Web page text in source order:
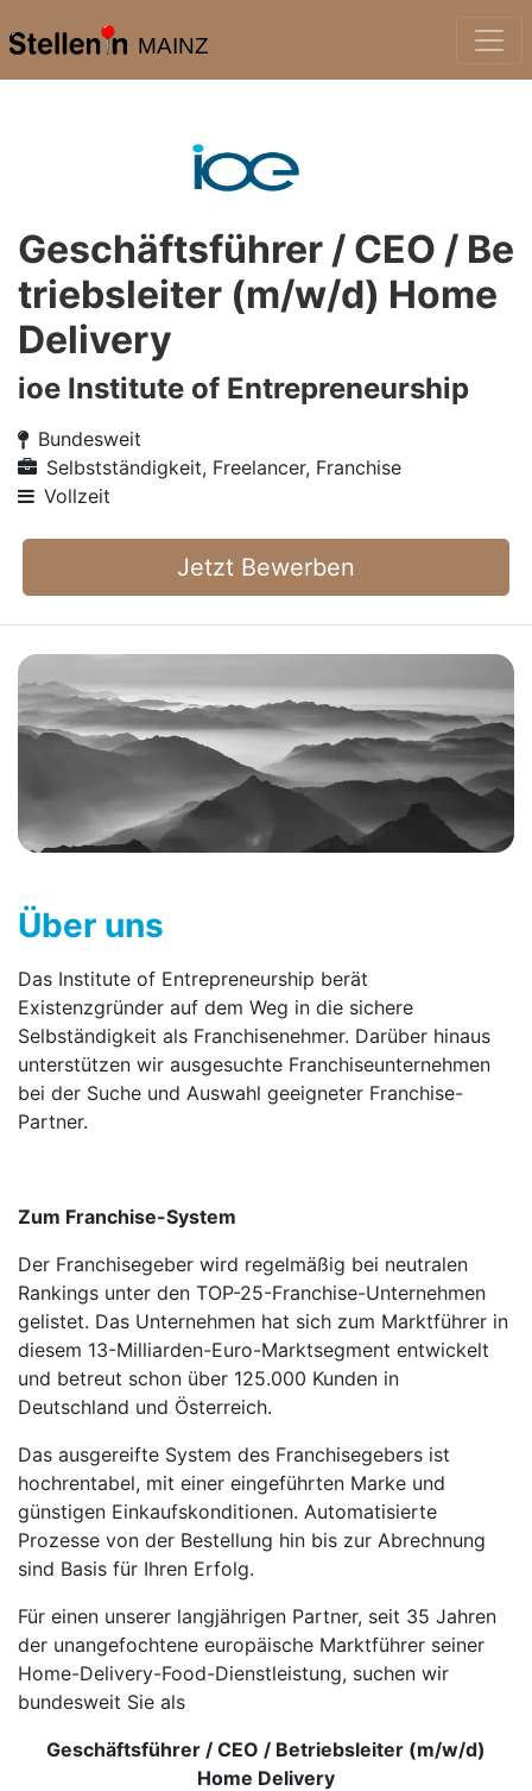
MAINZ
Geschäftsführer / CEO / Be
triebsleiter (m/w/d) Home
Delivery
ioe Institute of Entrepreneurship
Bundesweit
Selbstständigkeit, Freelancer, Franchise
Vollzeit
Jetzt Bewerben
Über uns
Das Institute of Entrepreneurship berät
Existenzgründer auf dem Weg in die sichere
Selbständigkeit als Franchisenehmer. Darüber hinaus
unterstützen wir ausgesuchte Franchise­unternehmen
bei der Suche und Auswahl geeigneter Franchise-
Partner.
Zum Franchise-System
Der Franchisegeber wird regelmäßig bei neutralen
Rankings unter den TOP-25-Franchise-Unter­nehmen
gelistet. Das Unter­nehmen hat sich zum Marktführer in
diesem 13-Milliarden-Euro-Markt­segment entwickelt
und betreut schon über 125.000 Kunden in
Deutschland und Österreich.
Das ausgereifte System des Franchisegebers ist
hochrentabel, mit einer eingeführten Marke und
günstigen Einkaufskonditionen. Automatisierte
Prozesse von der Bestellung hin bis zur Abrechnung
sind Basis für Ihren Erfolg.
Für einen unserer langjährigen Partner, seit 35 Jahren
der unangefochtene europäische Marktführer seiner
Home-Delivery-Food-Dienstleistung, suchen wir
bundesweit Sie als
Geschäftsführer / CEO / Betriebsleiter (m/w/d)
Home Delivery